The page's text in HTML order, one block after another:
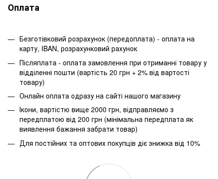
Оплата
Безготівковий розрахунок (передоплата) - оплата на
карту, IBAN, розрахунковий рахунок
Післяплата - оплата замовлення при отриманні товару у
відділенні пошти (вартість 20 грн + 2% від вартості
товару)
Онлайн оплата одразу на сайті нашого магазину
Ікони, вартістю вище 2000 грн, відправляємо з
передплатою від 200 грн (мінімальна передплата як
виявлення бажання забрати товар)
Для постійних та оптових покупців діє знижка від 10%